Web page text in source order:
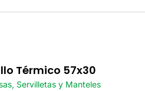
Térmico 57x30
Servilletas y Manteles